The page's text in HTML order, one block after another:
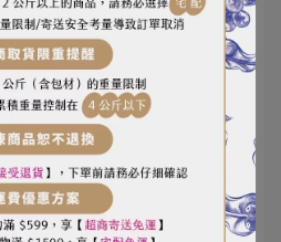
小磨坊辣椒粉、辣椒片買三送一到
7/25
2025-06-17
小磨坊
線上保固卡填寫提醒
2025-06-12